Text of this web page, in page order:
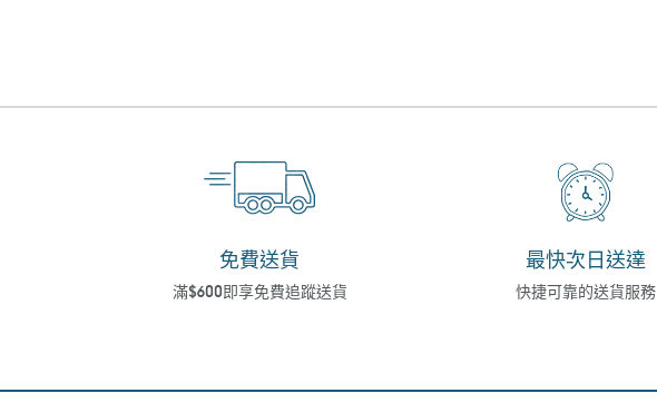
免費送貨
滿$600即享免費追蹤送貨
最快次日送達
快捷可靠的送貨服務